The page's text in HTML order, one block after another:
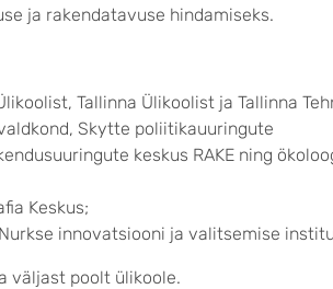
ja rakendatavuse hindamiseks.
Tallinna Ülikoolist ja Tallinna
Skytte poliitikauuringute
keskus RAKE ning
Keskus;
innovatsiooni ja valitsemise
väljast poolt ülikoole.